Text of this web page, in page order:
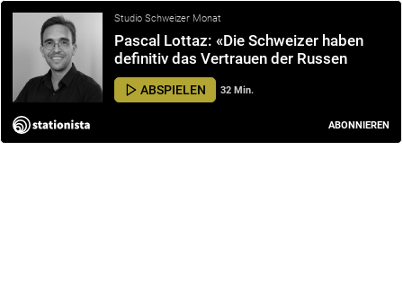
Studio Schweizer Monat
Pascal Lottaz: «Die Schweizer haben
definitiv das Vertrauen der Russen
verloren»
ABSPIELEN 32 Min.
ABONNIEREN